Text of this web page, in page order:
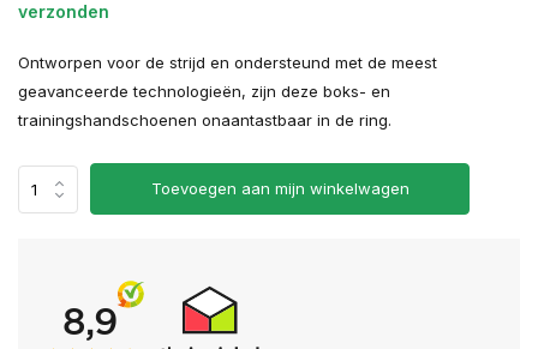
verzonden
Ontworpen voor de strijd en ondersteund met de meest
geavanceerde technologieën, zijn deze boks- en
trainingshandschoenen onaantastbaar in de ring.
Toevoegen aan mijn winkelwagen